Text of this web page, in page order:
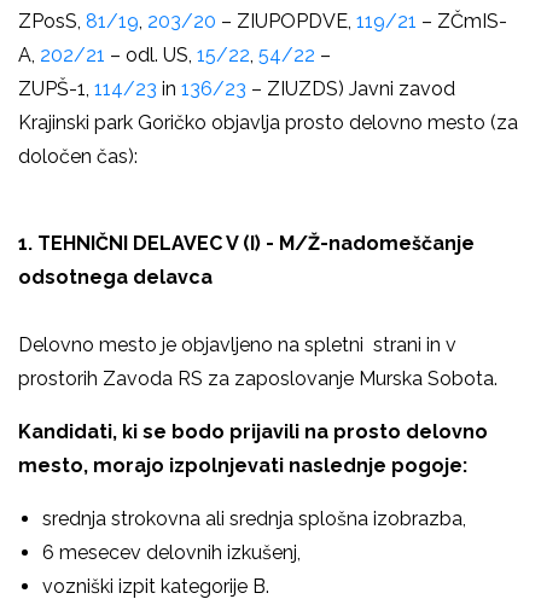
ZPosS, 81/19, 203/20 – ZIUPOPDVE, 119/21 – ZČmIS-
A, 202/21 – odl. US, 15/22, 54/22 –
ZUPŠ-1, 114/23 in 136/23 – ZIUZDS) Javni zavod
Krajinski park Goričko objavlja prosto delovno mesto (za
določen čas):
1. TEHNIČNI DELAVEC V (I) - M/Ž-nadomeščanje
odsotnega delavca
Delovno mesto je objavljeno na spletni strani in v
prostorih Zavoda RS za zaposlovanje Murska Sobota.
Kandidati, ki se bodo prijavili na prosto delovno
mesto, morajo izpolnjevati naslednje pogoje:
srednja strokovna ali srednja splošna izobrazba,
6 mesecev delovnih izkušenj,
vozniški izpit kategorije B.